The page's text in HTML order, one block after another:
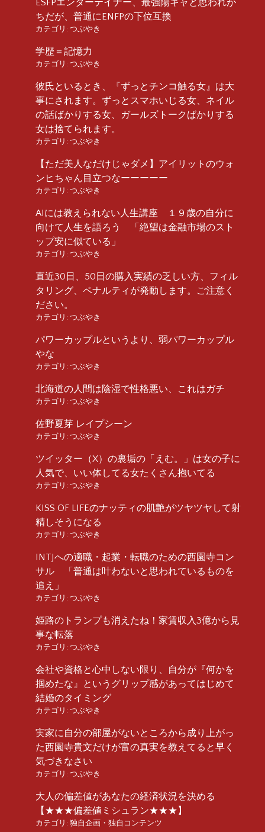
ESFPエンターテイナー、最強陽キャと思われが
ちだが、普通にENFPの下位互換
カテゴリ: つぶやき
学歴＝記憶力
カテゴリ: つぶやき
彼氏といるとき、『ずっとチンコ触る女』は大
事にされます。ずっとスマホいじる女、ネイル
の話ばかりする女、ガールズトークばかりする
女は捨てられます。
カテゴリ: つぶやき
【ただ美人なだけじゃダメ】アイリットのウォ
ンヒちゃん目立つなーーーーー
カテゴリ: つぶやき
AIには教えられない人生講座 １９歳の自分に
向けて人生を語ろう 「絶望は金融市場のスト
ップ安に似ている」
カテゴリ: つぶやき
直近30日、50日の購入実績の乏しい方、フィル
タリング、ペナルティが発動します。ご注意く
ださい。
カテゴリ: つぶやき
パワーカップルというより、弱パワーカップル
やな
カテゴリ: つぶやき
北海道の人間は陰湿で性格悪い、これはガチ
カテゴリ: つぶやき
佐野夏芽 レイプシーン
カテゴリ: つぶやき
ツイッター（X）の裏垢の「えむ。」は女の子に
人気で、いい体してる女たくさん抱いてる
カテゴリ: つぶやき
KISS OF LIFEのナッティの肌艶がツヤツヤして射
精しそうになる
カテゴリ: つぶやき
INTJへの適職・起業・転職のための西園寺コン
サル 「普通は叶わないと思われているものを
追え」
カテゴリ: つぶやき
姫路のトランプも消えたね！家賃収入3億から見
事な転落
カテゴリ: つぶやき
会社や資格と心中しない限り、自分が『何かを
掴めたな』というグリップ感があってはじめて
結婚のタイミング
カテゴリ: つぶやき
実家に自分の部屋がないところから成り上がっ
た西園寺貴文だけが富の真実を教えてると早く
気づきなさい
カテゴリ: つぶやき
大人の偏差値があなたの経済状況を決める
【★★★偏差値ミシュラン★★★】
カテゴリ: 独自企画・独自コンテンツ